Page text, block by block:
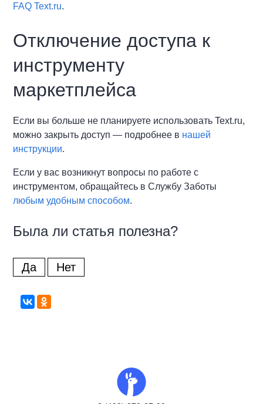
FAQ Text.ru.
Отключение доступа к
инструменту
маркетплейса
Если вы больше не планируете использовать Text.ru,
можно закрыть доступ — подробнее в нашей
инструкции.
Если у вас возникнут вопросы по работе с
инструментом, обращайтесь в Службу Заботы
любым удобным способом.
Была ли статья полезна?
Да Нет